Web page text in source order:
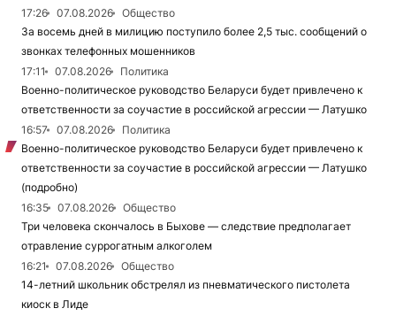
17:26
07.08.2026
Общество
За восемь дней в милицию поступило более 2,5 тыс. сообщений о
звонках телефонных мошенников
17:11
07.08.2026
Политика
Военно-политическое руководство Беларуси будет привлечено к
ответственности за соучастие в российской агрессии — Латушко
16:57
07.08.2026
Политика
Военно-политическое руководство Беларуси будет привлечено к
ответственности за соучастие в российской агрессии — Латушко
(подробно)
16:35
07.08.2026
Общество
Три человека скончалось в Быхове — следствие предполагает
отравление суррогатным алкоголем
16:21
07.08.2026
Общество
14-летний школьник обстрелял из пневматического пистолета
киоск в Лиде